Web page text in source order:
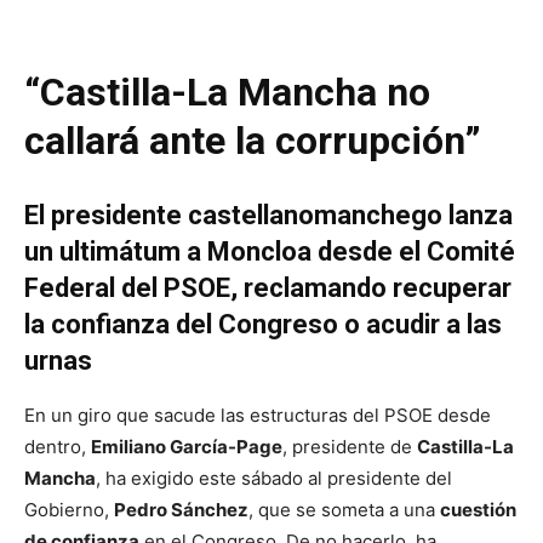
“Castilla-La Mancha no
callará ante la corrupción”
El presidente castellanomanchego lanza
un ultimátum a Moncloa desde el Comité
Federal del PSOE, reclamando recuperar
la confianza del Congreso o acudir a las
urnas
En un giro que sacude las estructuras del PSOE desde
dentro, Emiliano García-Page, presidente de Castilla-La
Mancha, ha exigido este sábado al presidente del
Gobierno, Pedro Sánchez, que se someta a una cuestión